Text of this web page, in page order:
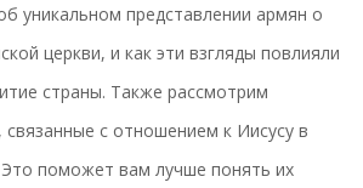
уникальном представлении армян о
церкви, и как эти взгляды повлияли
страны. Также рассмотрим
с отношением к Иисусу в
поможет вам лучше понять их